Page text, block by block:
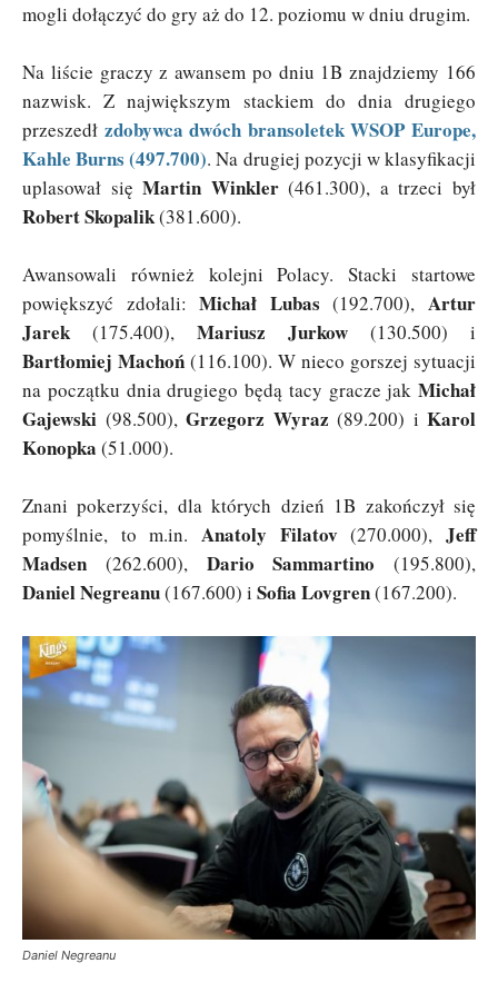
mogli dołączyć do gry aż do 12. poziomu w dniu drugim.
Na liście graczy z awansem po dniu 1B znajdziemy 166
nazwisk. Z największym stackiem do dnia drugiego
przeszedł zdobywca dwóch bransoletek WSOP Europe,
Kahle Burns (497.700). Na drugiej pozycji w klasyfikacji
uplasował sięMartin Winkler(461.300), a trzeci był
Robert Skopalik(381.600).
Awansowali również kolejni Polacy. Stacki startowe
powiększyć zdołali:Michał Lubas (192.700),Artur
Jarek (175.400), Mariusz Jurkow (130.500) i
Bartłomiej Machoń (116.100). W nieco gorszej sytuacji
na początku dnia drugiego będą tacy gracze jak Michał
Gajewski (98.500), Grzegorz Wyraz (89.200) i Karol
Konopka (51.000).
Znani pokerzyści, dla których dzień 1B zakończył się
pomyślnie, to m.in. Anatoly Filatov(270.000),Jeff
Madsen (262.600), Dario Sammartino (195.800),
Daniel Negreanu(167.600) i Sofia Lovgren(167.200).
Daniel Negreanu